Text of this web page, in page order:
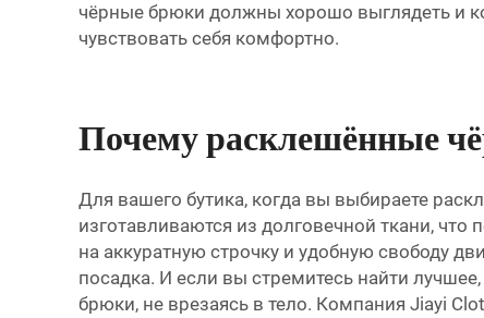
чёрные брюки должны хорошо выглядеть и
чувствовать себя комфортно.
Почему расклешённые
Для вашего бутика, когда вы выбираете
изготавливаются из долговечной ткани,
на аккуратную строчку и удобную свободу
посадка. И если вы стремитесь найти
брюки, не врезаясь в тело. Компания Jiayi